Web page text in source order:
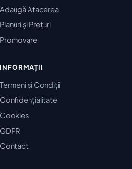
Adaugă Afacerea
Planuri și Prețuri
Promovare
INFORMAȚII
Termeni și Condiții
Confidențialitate
Cookies
GDPR
Contact